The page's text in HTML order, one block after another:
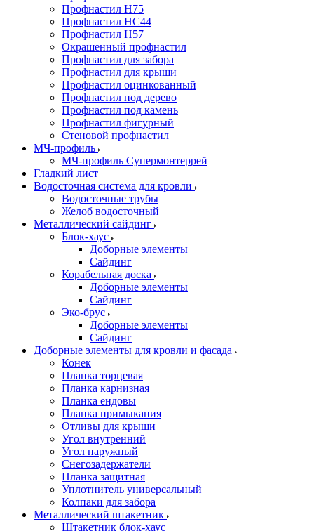
Профнастил Н75
Профнастил HC44
Профнастил Н57
Окрашенный профнастил
Профнастил для забора
Профнастил для крыши
Профнастил оцинкованный
Профнастил под дерево
Профнастил под камень
Профнастил фигурный
Стеновой профнастил
МЧ-профиль
МЧ-профиль Супермонтеррей
Гладкий лист
Водосточная система для кровли
Водосточные трубы
Желоб водосточный
Металлический сайдинг
Блок-хаус
Доборные элементы
Сайдинг
Корабельная доска
Доборные элементы
Сайдинг
Эко-брус
Доборные элементы
Сайдинг
Доборные элементы для кровли и фасада
Конек
Планка торцевая
Планка карнизная
Планка ендовы
Планка примыкания
Отливы для крыши
Угол внутренний
Угол наружный
Снегозадержатели
Планка защитная
Уплотнитель универсальный
Колпаки для забора
Металлический штакетник
Штакетник блок-хаус